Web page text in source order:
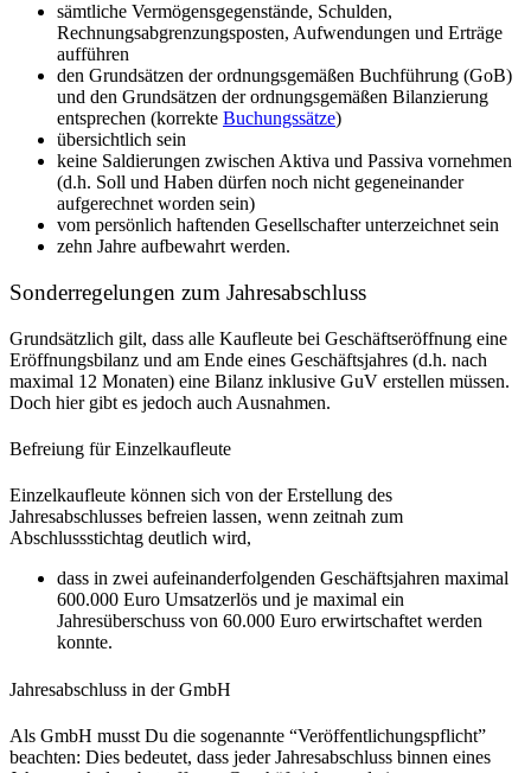
sämtliche Vermögensgegenstände, Schulden,
Rechnungsabgrenzungsposten, Aufwendungen und Erträge
aufführen
den Grundsätzen der ordnungsgemäßen Buchführung (GoB)
und den Grundsätzen der ordnungsgemäßen Bilanzierung
entsprechen (korrekte Buchungssätze)
übersichtlich sein
keine Saldierungen zwischen Aktiva und Passiva vornehmen
(d.h. Soll und Haben dürfen noch nicht gegeneinander
aufgerechnet worden sein)
vom persönlich haftenden Gesellschafter unterzeichnet sein
zehn Jahre aufbewahrt werden.
Sonderregelungen zum Jahresabschluss
Grundsätzlich gilt, dass alle Kaufleute bei Geschäftseröffnung eine
Eröffnungsbilanz und am Ende eines Geschäftsjahres (d.h. nach
maximal 12 Monaten) eine Bilanz inklusive GuV erstellen müssen.
Doch hier gibt es jedoch auch Ausnahmen.
Befreiung für Einzelkaufleute
Einzelkaufleute können sich von der Erstellung des
Jahresabschlusses befreien lassen, wenn zeitnah zum
Abschlussstichtag deutlich wird,
dass in zwei aufeinanderfolgenden Geschäftsjahren maximal
600.000 Euro Umsatzerlös und je maximal ein
Jahresüberschuss von 60.000 Euro erwirtschaftet werden
konnte.
Jahresabschluss in der GmbH
Als GmbH musst Du die sogenannte “Veröffentlichungspflicht”
beachten: Dies bedeutet, dass jeder Jahresabschluss binnen eines